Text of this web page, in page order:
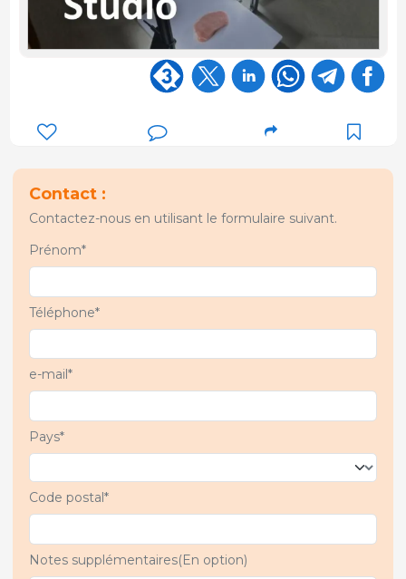
Contact :
Contactez-nous en utilisant le formulaire suivant.
Prénom*
Téléphone*
e-mail*
Pays*
Code postal*
Notes supplémentaires(En option)